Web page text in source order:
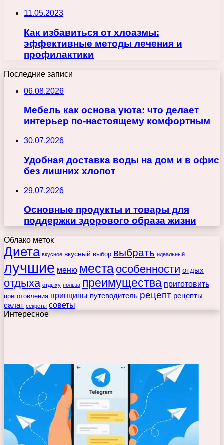
11.05.2023
Как избавиться от хлоазмы:
эффективные методы лечения и
профилактики
Последние записи
06.08.2026
Мебель как основа уюта: что делает
интерьер по-настоящему комфортным
30.07.2026
Удобная доставка воды на дом и в офис
без лишних хлопот
29.07.2026
Основные продукты и товары для
поддержки здорового образа жизни
Облако меток
Диета вкусное вкусный выбор выбрать идеальный
лучшие меню места особенности отдых
отдыха отдыху польза преимущества приготовить
приготовления принципы путеводитель рецепт рецепты
салат секреты советы
Интересное